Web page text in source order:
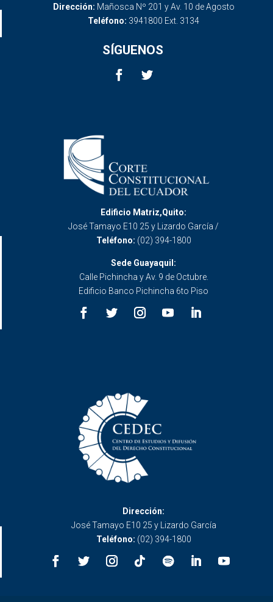
Dirección: Mañosca Nº 201 y Av. 10 de Agosto
Teléfono: 3941800 Ext. 3134
SÍGUENOS
Edificio Matriz,Quito:
José Tamayo E10 25 y Lizardo García /
Teléfono: (02) 394-1800
Sede Guayaquil:
Calle Pichincha y Av. 9 de Octubre.
Edificio Banco Pichincha 6to Piso
Dirección:
José Tamayo E10 25 y Lizardo García
Teléfono: (02) 394-1800